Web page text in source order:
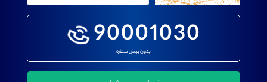
90001030
بدون پیش شماره